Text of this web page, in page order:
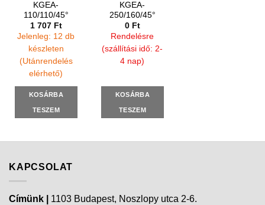
KGEA-
110/110/45°
1 707 Ft
Jelenleg: 12 db
készleten
(Utánrendelés
elérhető)
KOSÁRBA
TESZEM
KGEA-
250/160/45°
0 Ft
Rendelésre
(szállítási idő: 2-
4 nap)
KOSÁRBA
TESZEM
KAPCSOLAT
Címünk | 1103 Budapest, Noszlopy utca 2-6.